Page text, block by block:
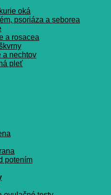
oká
psoriáza a seborea
a rosacea
a nechtov
pleť
potením